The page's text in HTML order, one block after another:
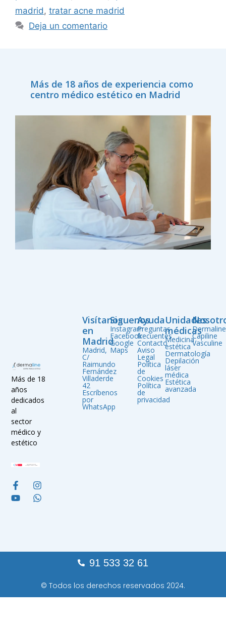
madrid , tratar acne madrid
Deja un comentario
Más de 18 años de experiencia como
centro médico estético en Madrid
Más de 18
años
dedicados
al
sector
médico y
estético
Dermaline
Capiline
Vasculine
Unidades
médicas
Medicina
estética
Dermatología
Depilación
láser
médica
Estética
avanzada
Ayuda
Preguntas
frecuentes
Contacto
Aviso
Legal
Política
de
Cookies
Política
de
privacidad
Siguenos
Instagram
Facebook
Google
Maps
Visítanos
en
Madrid
Madrid,
C/
Raimundo
Fernández
Villaderde
42
Escríbenos
por
WhatsApp
91 533 32 61
© Todos los derechos reservados 2024.